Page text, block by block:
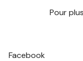
Pour
Facebook